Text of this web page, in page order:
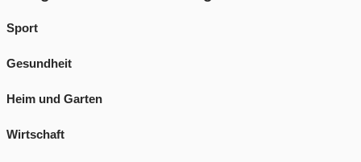
Sport
Gesundheit
Heim und Garten
Wirtschaft